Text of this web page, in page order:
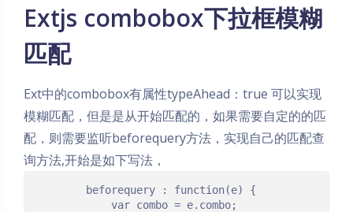
Extjs combobox下拉框模糊
匹配
Ext中的combobox有属性typeAhead：true 可以实现
模糊匹配，但是是从开始匹配的，如果需要自定的的匹
配，则需要监听beforequery方法，实现自己的匹配查
询方法,开始是如下写法，
        beforequery : function(e) {
            var combo = e.combo;